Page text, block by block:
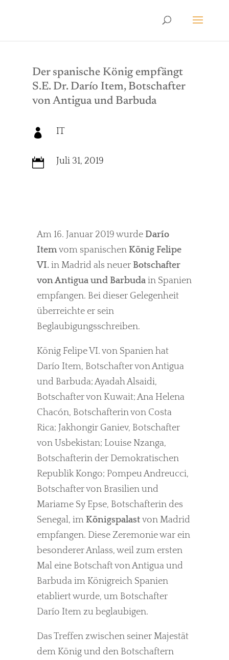
Der spanische König empfängt
S.E. Dr. Darío Item, Botschafter
von Antigua und Barbuda
 IT
 Juli 31, 2019
Am 16. Januar 2019 wurde Darío
Itemvom spanischen König Felipe
VI.in Madrid als neuer Botschafter
von Antigua und Barbudain Spanien
empfangen. Bei dieser Gelegenheit
überreichte er sein
Beglaubigungsschreiben.
König Felipe VI. von Spanien hat
Darío Item, Botschafter von Antigua
und Barbuda; Ayadah Alsaidi,
Botschafter von Kuwait; Ana Helena
Chacón, Botschafterin von Costa
Rica; Jakhongir Ganiev, Botschafter
von Usbekistan; Louise Nzanga,
Botschafterin der Demokratischen
Republik Kongo; Pompeu Andreucci,
Botschafter von Brasilien und
Mariame Sy Epse, Botschafterin des
Senegal, im Königspalastvon Madrid
empfangen. Diese Zeremonie war ein
besonderer Anlass, weil zum ersten
Mal eine Botschaft von Antigua und
Barbuda im Königreich Spanien
etabliert wurde, um Botschafter
Darío Item zu beglaubigen.
Das Treffen zwischen seiner Majestät
dem König und den Botschaftern